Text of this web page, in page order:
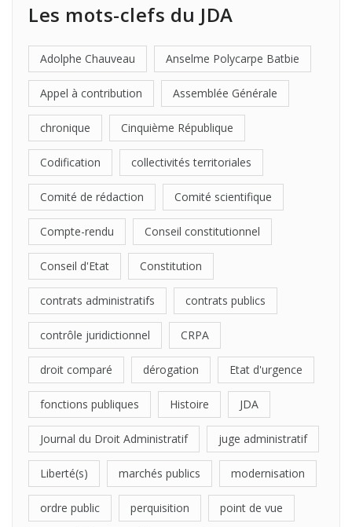
Les mots-clefs du JDA
Adolphe Chauveau Anselme Polycarpe Batbie
Appel à contribution Assemblée Générale
chronique Cinquième République
Codification collectivités territoriales
Comité de rédaction Comité scientifique
Compte-rendu Conseil constitutionnel
Conseil d'Etat Constitution
contrats administratifs contrats publics
contrôle juridictionnel CRPA
droit comparé dérogation Etat d'urgence
fonctions publiques Histoire JDA
Journal du Droit Administratif juge administratif
Liberté(s) marchés publics modernisation
ordre public perquisition point de vue